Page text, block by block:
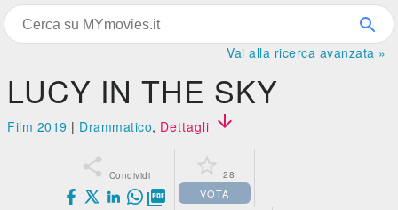
Vai alla ricerca avanzata »
LUCY IN THE SKY
Film 2019 | Drammatico, Dettagli 
 Condividi

 28
VOTA